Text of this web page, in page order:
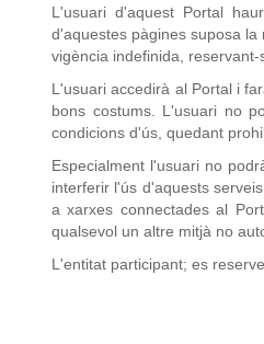
L'usuari d'aquest Portal
d'aquestes pàgines suposa
vigència indefinida,
L'usuari accedirà al Portal i
bons costums. L'usuari no
condicions d'ús, quedant
Especialment l'usuari no
interferir l'ús d'aquests
a xarxes connectades al
qualsevol un altre mitjà no
L'entitat participant; es